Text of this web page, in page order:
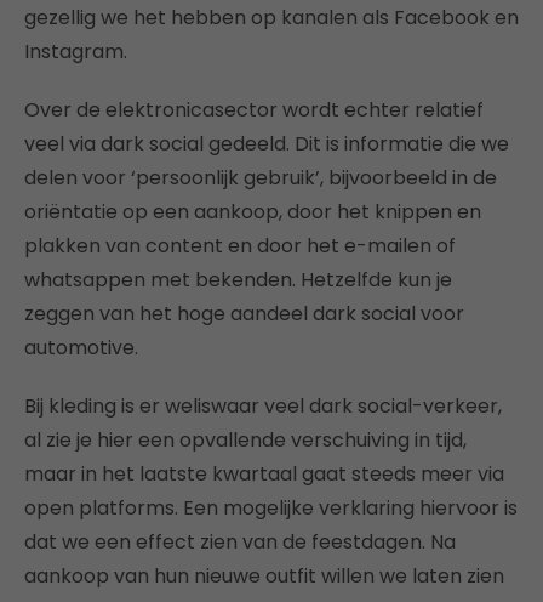
gezellig we het hebben op kanalen als Facebook en
Instagram.
Over de elektronicasector wordt echter relatief
veel via dark social gedeeld. Dit is informatie die we
delen voor ‘persoonlijk gebruik’, bijvoorbeeld in de
oriëntatie op een aankoop, door het knippen en
plakken van content en door het e-mailen of
whatsappen met bekenden. Hetzelfde kun je
zeggen van het hoge aandeel dark social voor
automotive.
Bij kleding is er weliswaar veel dark social-verkeer,
al zie je hier een opvallende verschuiving in tijd,
maar in het laatste kwartaal gaat steeds meer via
open platforms. Een mogelijke verklaring hiervoor is
dat we een effect zien van de feestdagen. Na
aankoop van hun nieuwe outfit willen we laten zien